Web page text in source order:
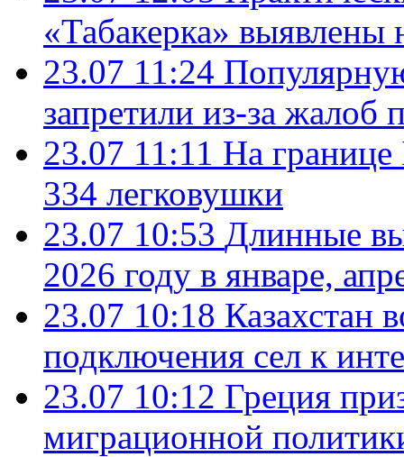
«Табакерка»
23.07 11:24
запретили из-за жалоб
23.07 11:11 На границе
334 легковушки
23.07 10:53 Длинные
2026 году в январе,
23.07 10:18 Казахстан
подключения сел к
23.07 10:12 Греция
миграционной